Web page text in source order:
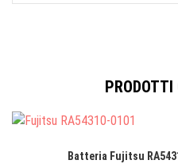
PRODOTTI
Batteria Fujitsu